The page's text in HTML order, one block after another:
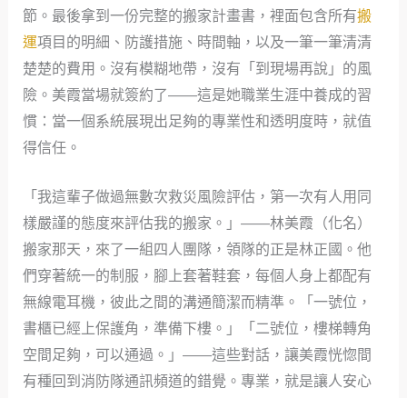
節。最後拿到一份完整的搬家計畫書，裡面包含所有搬
運項目的明細、防護措施、時間軸，以及一筆一筆清清
楚楚的費用。沒有模糊地帶，沒有「到現場再說」的風
險。美霞當場就簽約了——這是她職業生涯中養成的習
慣：當一個系統展現出足夠的專業性和透明度時，就值
得信任。
「我這輩子做過無數次救災風險評估，第一次有人用同
樣嚴謹的態度來評估我的搬家。」——林美霞（化名）
搬家那天，來了一組四人團隊，領隊的正是林正國。他
們穿著統一的制服，腳上套著鞋套，每個人身上都配有
無線電耳機，彼此之間的溝通簡潔而精準。「一號位，
書櫃已經上保護角，準備下樓。」「二號位，樓梯轉角
空間足夠，可以通過。」——這些對話，讓美霞恍惚間
有種回到消防隊通訊頻道的錯覺。專業，就是讓人安心